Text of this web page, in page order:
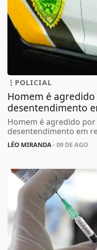
POLICIAL
Homem é
desentendimento
Homem é agredido
desentendimento em
LÉO MIRANDA- 09 DE AGO